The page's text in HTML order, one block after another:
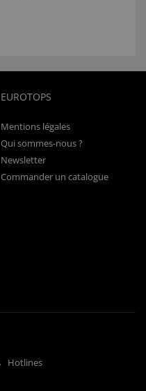
EUROTOPS
Mentions légales
Qui sommes-nous ?
Newsletter
Commander un catalogue
Hotlines